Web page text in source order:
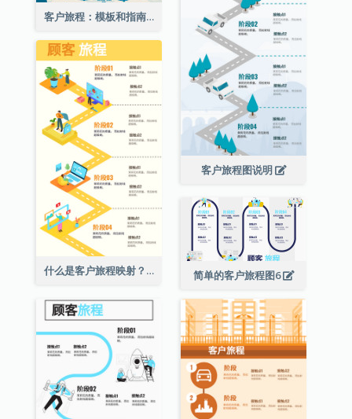
客户旅程：模板和指南
客户旅程图说明
什么是客户旅程映射？ 简单的客户旅程图6